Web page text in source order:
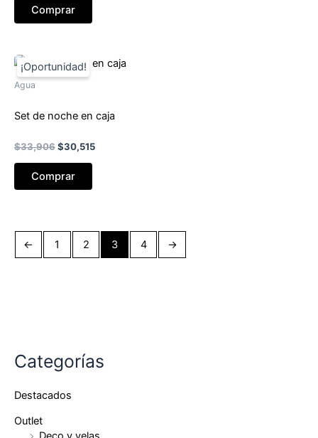
Categorías
Destacados
Outlet
Comprar
Agua
Set de noche en caja
$33,906El
era:
$30,515El
Comprar
← 1 2 3 4 →